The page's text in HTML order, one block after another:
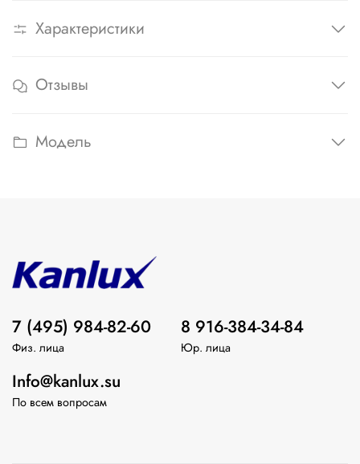
Характеристики
Отзывы
Модель
7 (495) 984-82-60
Физ. лица
8 916-384-34-84
Юр. лица
Info@kanlux.su
По всем вопросам